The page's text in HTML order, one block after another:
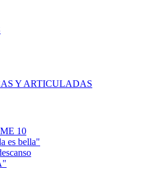
Y ARTICULADAS
10
es bella"